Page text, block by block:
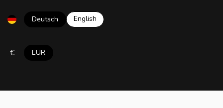
Deutsch English
€ EUR